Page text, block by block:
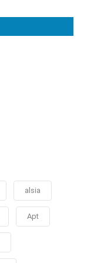
alsia
Apt